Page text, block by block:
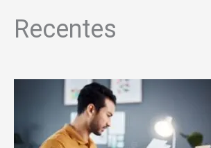
Recentes